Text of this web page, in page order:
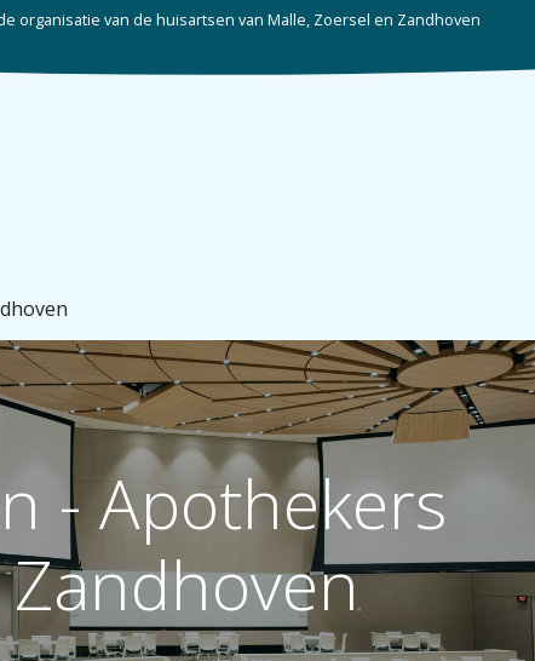
organisatie van de huisartsen van Malle, Zoersel en Zandhoven
- Apothekers